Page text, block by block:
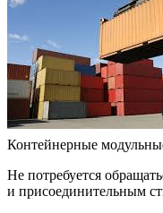
Контейнерные
Не потребуется
и присоединительным